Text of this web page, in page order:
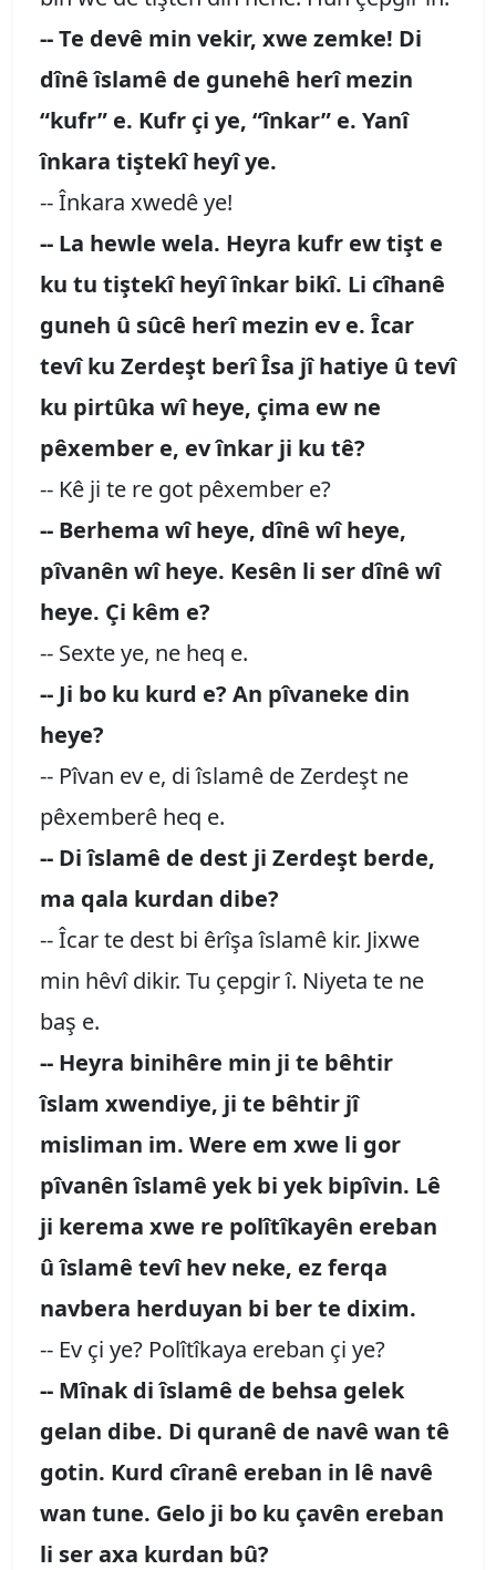
-- Te devê min vekir, xwe zemke! Di
dînê îslamê de gunehê herî mezin
“kufr” e. Kufr çi ye, “înkar” e. Yanî
înkara tiştekî heyî ye.
-- Înkara xwedê ye!
-- La hewle wela. Heyra kufr ew tişt e
ku tu tiştekî heyî înkar bikî. Li cîhanê
guneh û sûcê herî mezin ev e. Îcar
tevî ku Zerdeşt berî Îsa jî hatiye û tevî
ku pirtûka wî heye, çima ew ne
pêxember e, ev înkar ji ku tê?
-- Kê ji te re got pêxember e?
-- Berhema wî heye, dînê wî heye,
pîvanên wî heye. Kesên li ser dînê wî
heye. Çi kêm e?
-- Sexte ye, ne heq e.
-- Ji bo ku kurd e? An pîvaneke din
heye?
-- Pîvan ev e, di îslamê de Zerdeşt ne
pêxemberê heq e.
-- Di îslamê de dest ji Zerdeşt berde,
ma qala kurdan dibe?
-- Îcar te dest bi êrîşa îslamê kir. Jixwe
min hêvî dikir. Tu çepgir î. Niyeta te ne
baş e.
-- Heyra binihêre min ji te bêhtir
îslam xwendiye, ji te bêhtir jî
misliman im. Were em xwe li gor
pîvanên îslamê yek bi yek bipîvin. Lê
ji kerema xwe re polîtîkayên ereban
û îslamê tevî hev neke, ez ferqa
navbera herduyan bi ber te dixim.
-- Ev çi ye? Polîtîkaya ereban çi ye?
-- Mînak di îslamê de behsa gelek
gelan dibe. Di quranê de navê wan tê
gotin. Kurd cîranê ereban in lê navê
wan tune. Gelo ji bo ku çavên ereban
li ser axa kurdan bû?